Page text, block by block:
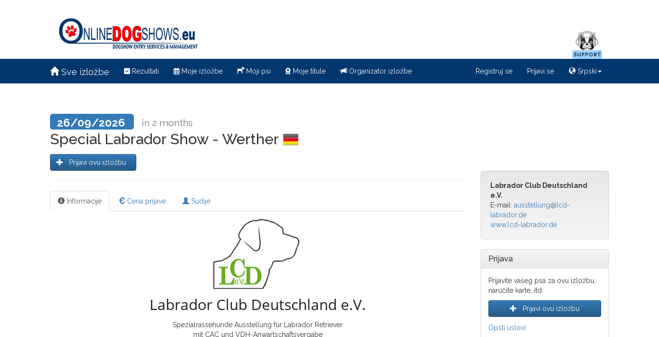
Sve izložbe Rezultati Moje izložbe Moji psi Moje titule Organizator izložbe Registruj se Prijavi se Srpski
26/09/2026 in 2 months
Special Labrador Show - Werther
Prijavi ovu izložbu
Informacije Cena prijave Sudije
Labrador Club Deutschland e.V.
Spezialrassehunde Ausstellung für Labrador Retriever
mit CAC und VDH-Anwartschaftsvergabe
Labrador Club Deutschland
e.V.
E-mail: ausstellung@lcd-
labrador.de
www.lcd-labrador.de
Prijava
Prijavite vašeg psa za ovu izložbu,
naručite karte, itd.
Prijavi ovu izložbu
Opšti uslovi